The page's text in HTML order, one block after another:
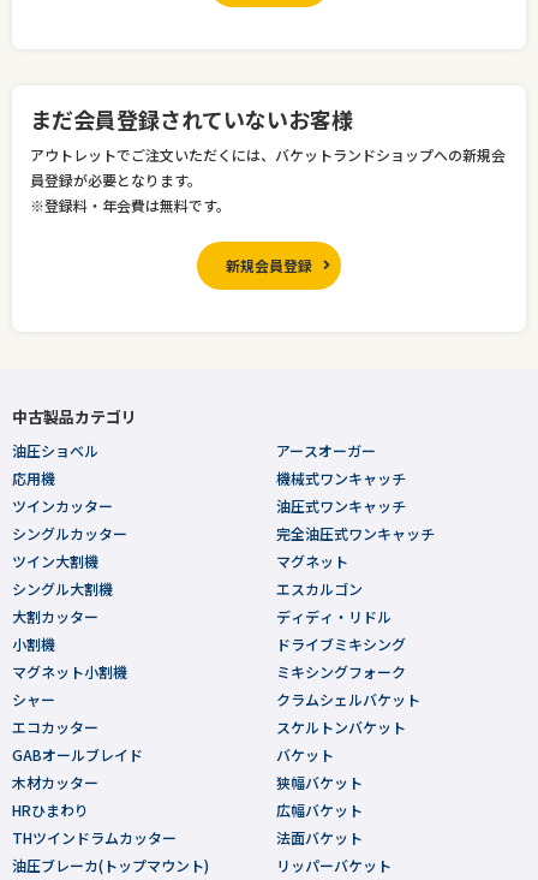
まだ会員登録されていないお客様
アウトレットでご注文いただくには、バケットランドショップへの新規会
員登録が必要となります。
※登録料・年会費は無料です。
新規会員登録
中古製品カテゴリ
油圧ショベル
応用機
ツインカッター
シングルカッター
ツイン大割機
シングル大割機
大割カッター
小割機
マグネット小割機
シャー
エコカッター
GABオールブレイド
木材カッター
HRひまわり
THツインドラムカッター
油圧ブレーカ(トップマウント)
アースオーガー
機械式ワンキャッチ
油圧式ワンキャッチ
完全油圧式ワンキャッチ
マグネット
エスカルゴン
ディディ・リドル
ドライブミキシング
ミキシングフォーク
クラムシェルバケット
スケルトンバケット
バケット
狭幅バケット
広幅バケット
法面バケット
リッパーバケット